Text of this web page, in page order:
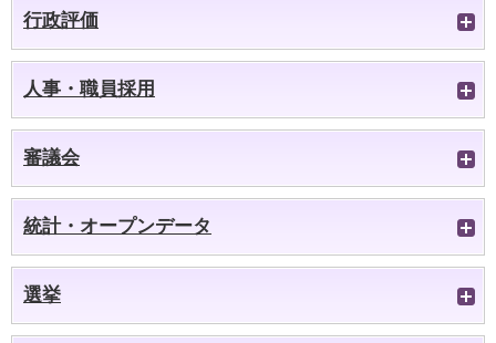
行政評価
人事・職員採用
審議会
統計・オープンデータ
選挙